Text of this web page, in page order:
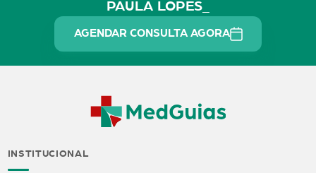
PAULA LOPES_
AGENDAR CONSULTA AGORA
INSTITUCIONAL